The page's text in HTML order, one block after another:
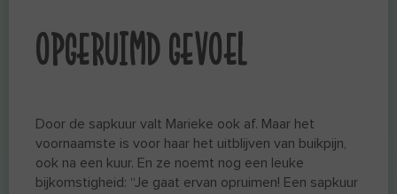
OPGERUIMD GEVOEL
Door de sapkuur valt Marieke ook af. Maar het
voornaamste is voor haar het uitblijven van buikpijn,
ook na een kuur. En ze noemt nog een leuke
bijkomstigheid: “Je gaat ervan opruimen! Een sapkuur